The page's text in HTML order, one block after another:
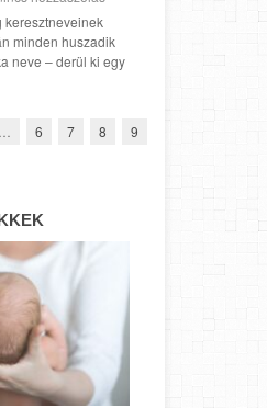
keresztneveinek
minden huszadik
neve – derül ki egy
6 7 8
9